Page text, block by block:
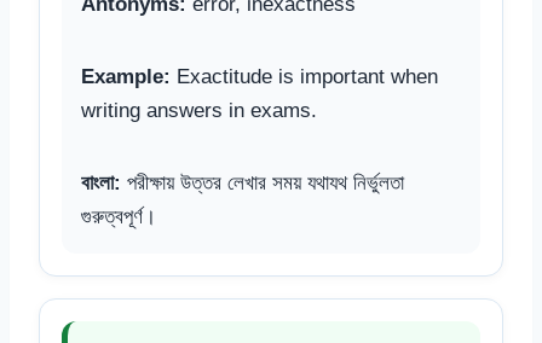
Example: Exactitude is important when
writing answers in exams.
বাংলা: পরীক্ষায় উত্তর লেখার সময় যথাযথ নির্ভুলতা
গুরুত্বপূর্ণ।